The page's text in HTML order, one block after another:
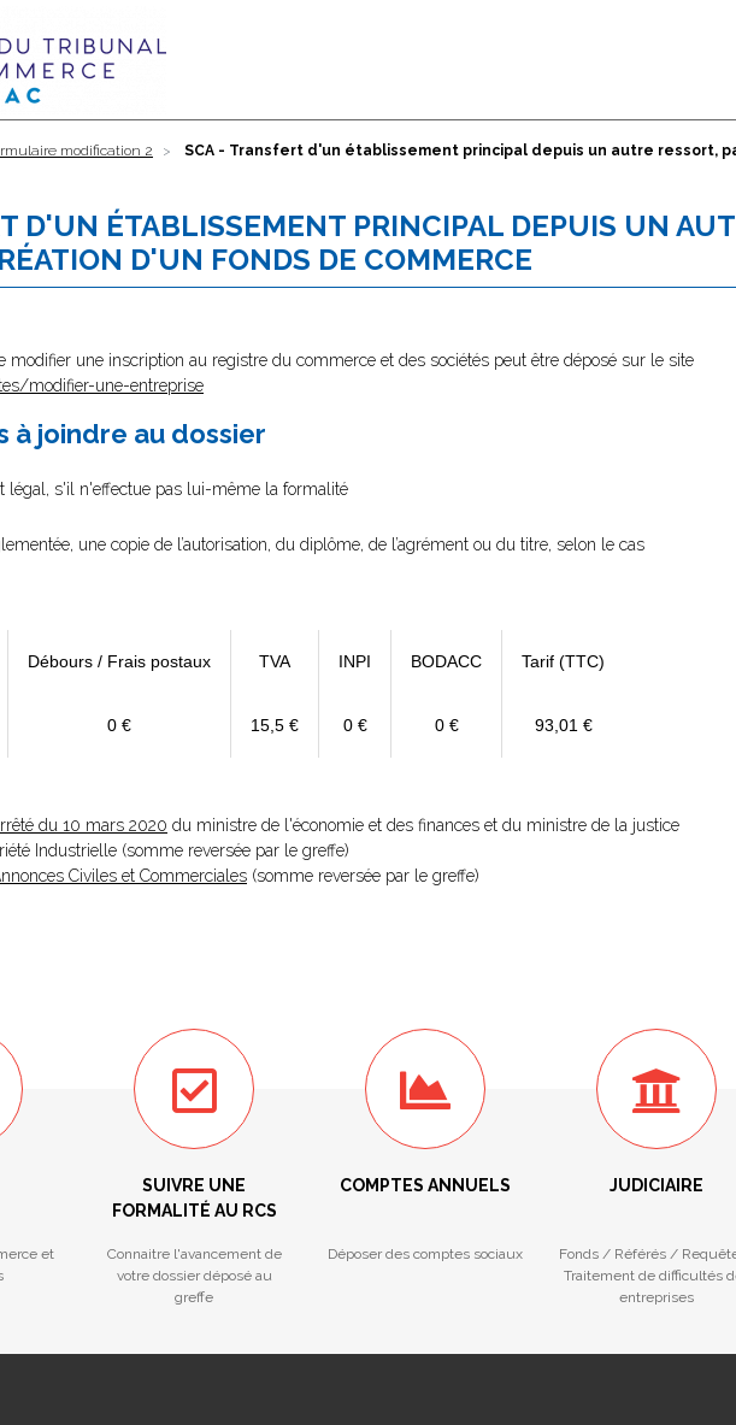
modification 2 SCA - Transfert d'un établissement principal depuis un autre ressort,
D'UN ÉTABLISSEMENT PRINCIPAL DEPUIS UN
D'UN FONDS DE COMMERCE
modifier une inscription au registre du commerce et des sociétés peut être déposé sur le site
modifier-une-entreprise
à joindre au dossier
légal, s'il n'effectue pas lui-même la formalité
une copie de l’autorisation, du diplôme, de l’agrément ou du titre, selon le cas
Débours / Frais postaux TVA INPI BODACC Tarif (TTC)
0 € 15,5 € 0 € 0 € 93,01 €
du 10 mars 2020 du ministre de l'économie et des finances et du ministre de la justice
Industrielle (somme reversée par le greffe)
Civiles et Commerciales (somme reversée par le greffe)
et
SUIVRE UNE
FORMALITÉ AU RCS
Connaitre l'avancement de
votre dossier déposé au
greffe
COMPTES ANNUELS
Déposer des comptes sociaux
JUDICIAIRE
Fonds / Référés /
Traitement de difficultés
entreprises